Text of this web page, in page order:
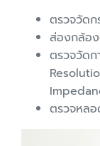
ตรวจวัดก
ส่องกล้อง
ตรวจวัดก
ตรวจหลอ